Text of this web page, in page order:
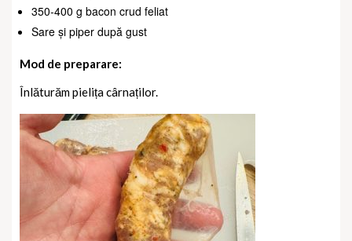
350-400 g bacon crud feliat
Sare și piper după gust
Mod de preparare:
Înlăturăm pielița cârnaților.